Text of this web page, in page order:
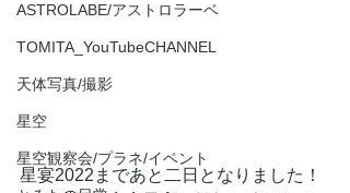
ASTROLABE/アストロラーベ
TOMITA_YouTubeCHANNEL
天体写真/撮影
星空
星空観察会/プラネ/イベント
星宴2022まであと二日となりました！